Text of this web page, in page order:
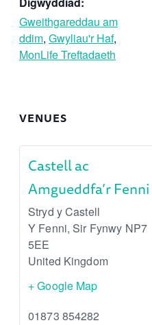
Gweithgareddau am
ddim, Gwyliau'r Haf,
MonLife Treftadaeth
VENUES
Castell ac
Amgueddfa’r Fenni
Stryd y Castell
Y Fenni, Sir Fynwy NP7
5EE
United Kingdom
+ Google Map
01873 854282